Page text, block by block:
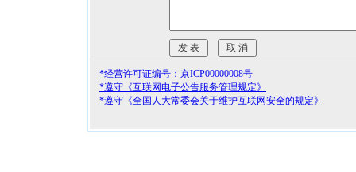
*经营许可证编号：京ICP00000008号
*遵守《互联网电子公告服务管理规定》
*遵守《全国人大常委会关于维护互联网安全的规定》